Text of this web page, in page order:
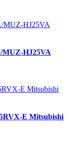
MUZ-HJ25VA
E Mitsubishi